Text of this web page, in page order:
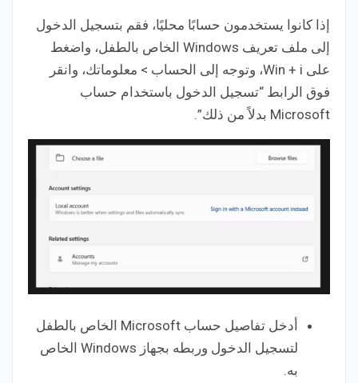
إذا كانوا يستخدمون حسابًا محليًا، فقم بتسجيل الدخول
إلى ملف تعريف Windows الخاص بالطفل، واضغط
على Win + i، وتوجه إلى الحساب > معلوماتك، وانقر
فوق الرابط “تسجيل الدخول باستخدام حساب
Microsoft بدلاً من ذلك”.
أدخل تفاصيل حساب Microsoft الخاص بالطفل
لتسجيل الدخول وربطه بجهاز Windows الخاص
به.